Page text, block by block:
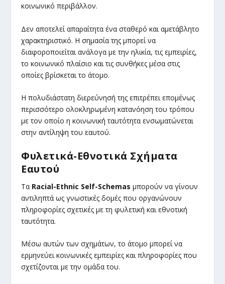
κοινωνικό περιβάλλον.
Δεν αποτελεί απαραίτητα ένα σταθερό και αμετάβλητο
χαρακτηριστικό. Η σημασία της μπορεί να
διαφοροποιείται ανάλογα με την ηλικία, τις εμπειρίες,
το κοινωνικό πλαίσιο και τις συνθήκες μέσα στις
οποίες βρίσκεται το άτομο.
Η πολυδιάστατη διερεύνησή της επιτρέπει επομένως
περισσότερο ολοκληρωμένη κατανόηση του τρόπου
με τον οποίο η κοινωνική ταυτότητα ενσωματώνεται
στην αντίληψη του εαυτού.
Φυλετικά-Εθνοτικά Σχήματα
Εαυτού
Τα Racial-Ethnic Self-Schemas μπορούν να γίνουν
αντιληπτά ως γνωστικές δομές που οργανώνουν
πληροφορίες σχετικές με τη φυλετική και εθνοτική
ταυτότητα.
Μέσω αυτών των σχημάτων, το άτομο μπορεί να
ερμηνεύει κοινωνικές εμπειρίες και πληροφορίες που
σχετίζονται με την ομάδα του.